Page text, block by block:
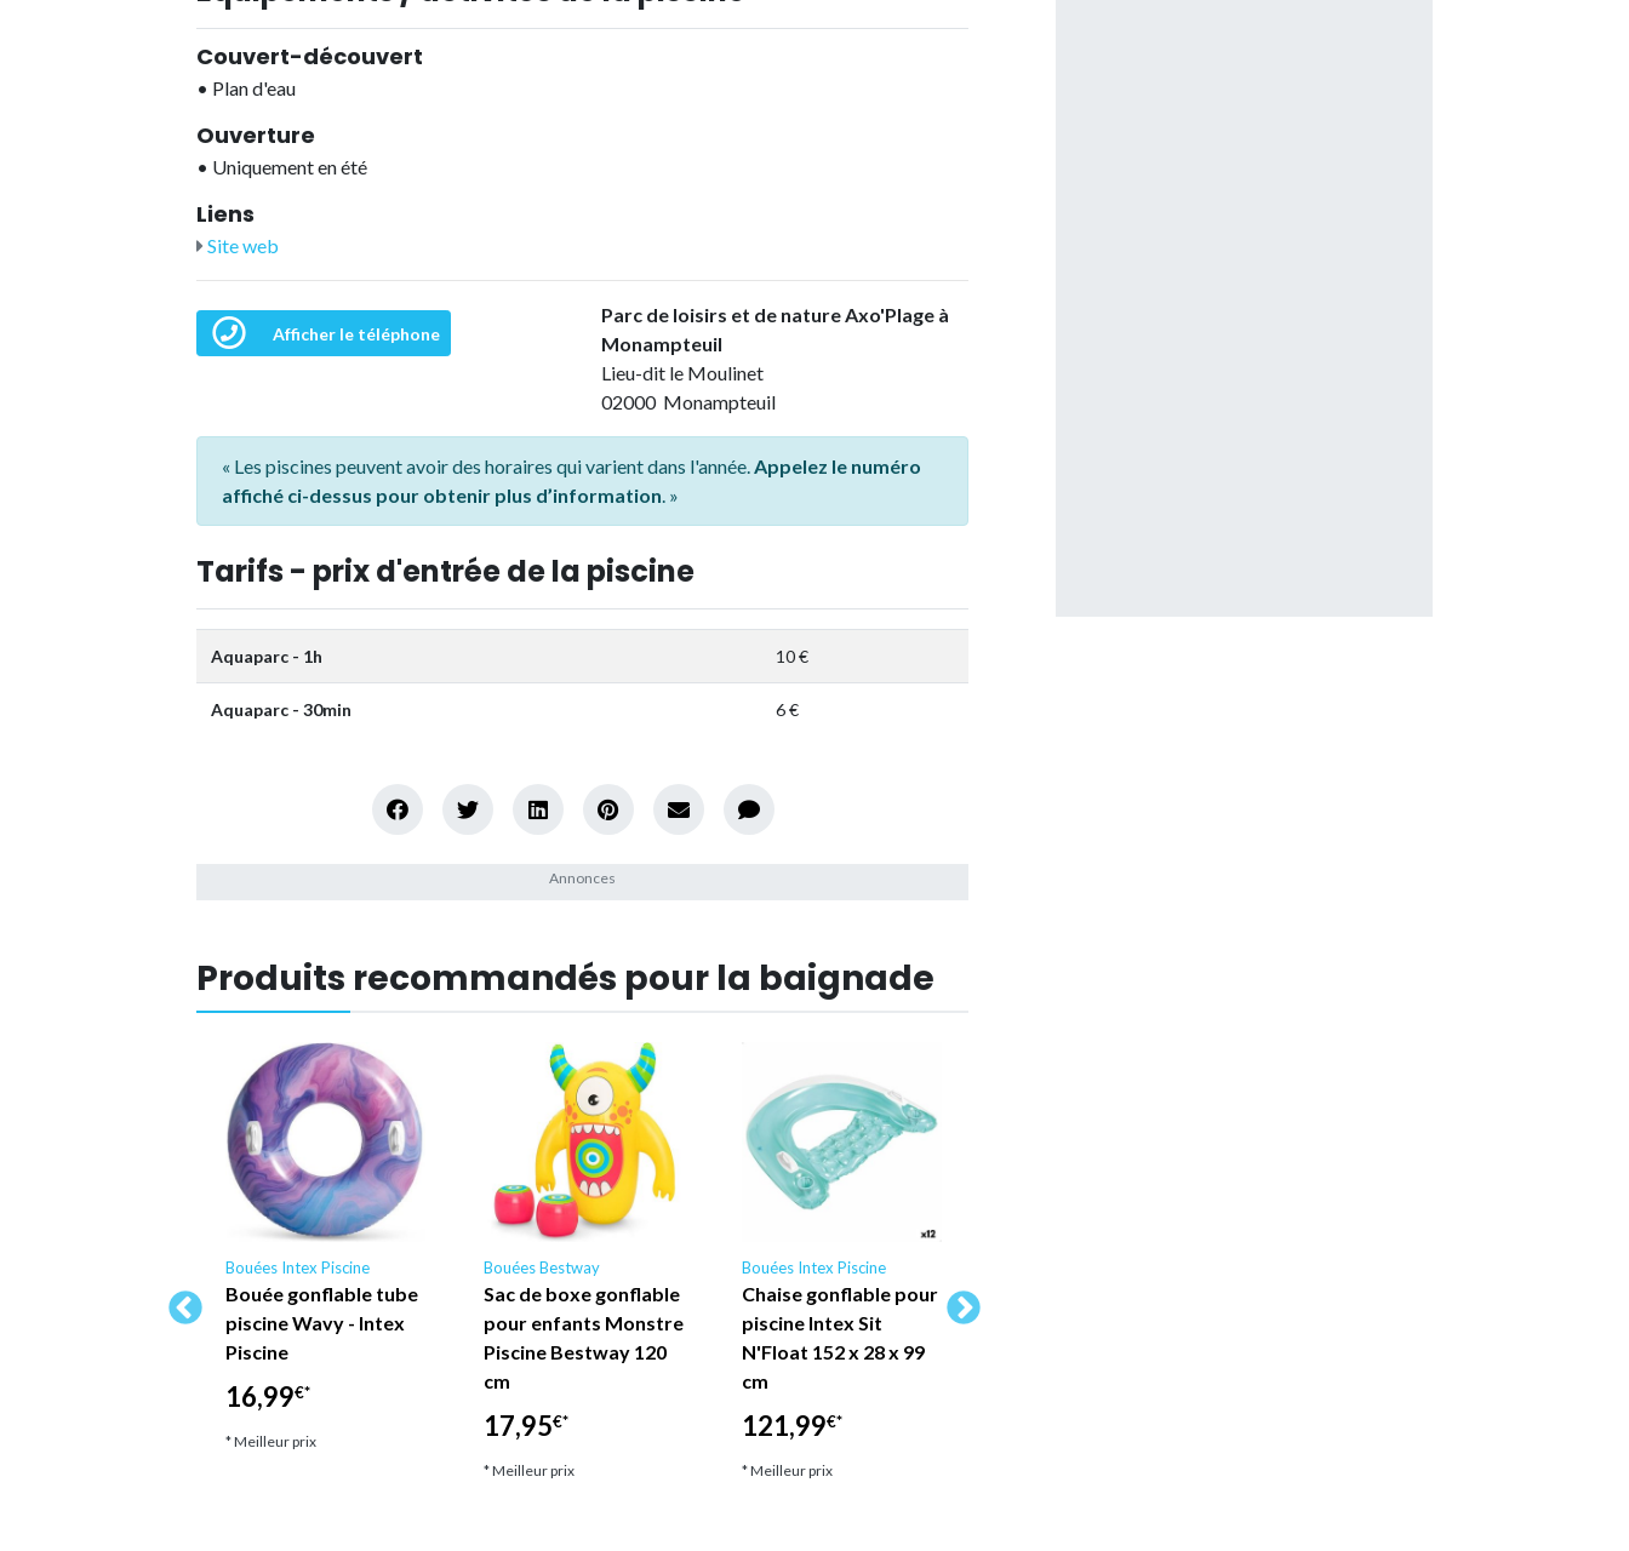
Couvert-découvert
• Plan d'eau
Ouverture
• Uniquement en été
Liens
Site web
Afficher le téléphone
Parc de loisirs et de nature Axo'Plage à
Monampteuil
Lieu-dit le Moulinet
02000 Monampteuil
« Les piscines peuvent avoir des horaires qui varient dans l'année.Appelez le numéro
affiché ci-dessus pour obtenir plus d’information. »
Tarifs - prix d'entrée de la piscine
Aquaparc - 1h 10 €
Aquaparc - 30min 6 €
Produits recommandés pour la baignade
Bouées Intex Piscine
Bouée gonflable tube
piscine Wavy - Intex
Piscine
16,99€*
* Meilleur prix
Bouées Bestway
Sac de boxe gonflable
pour enfants Monstre
Piscine Bestway 120
cm
17,95€*
* Meilleur prix
Bouées Intex Piscine
Chaise gonflable pour
piscine Intex Sit
N'Float 152 x 28 x 99
cm
121,99€*
* Meilleur prix